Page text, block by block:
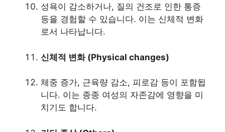
성욕이 감소하거나, 질의 건조로 인한 통증
등을 경험할 수 있습니다. 이는 신체적 변화
로서 나타납니다.
신체적 변화 (Physical changes)
체중 증가, 근육량 감소, 피로감 등이 포함됩
니다. 이는 종종 여성의 자존감에 영향을 미
치기도 합니다.